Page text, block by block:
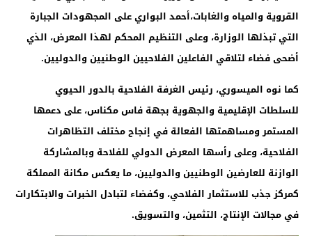
القروية والمياه والغابات،أحمد البواري على المجهودات الجبارة
التي تبذلها الوزارة، وعلى التنظيم المحكم لهذا المعرض، الذي
أضحى فضاء لتلاقي الفاعلين الفلاحيين الوطنيين والدوليين.
كما نوه الميسوري، رئيس الغرفة الفلاحية بالدور الحيوي
للسلطات الإقليمية والجهوية بجهة فاس مكناس، على دعمها
المستمر ومساهمتها الفعالة في إنجاح مختلف التظاهرات
الفلاحية، وعلى رأسها المعرض الدولي للفلاحة وبالمشاركة
الوازنة للعارضين الوطنيين والدوليين، ما يعكس مكانة المملكة
كمركز جذب للاستثمار الفلاحي، وكفضاء لتبادل الخبرات والابتكارات
في مجالات الإنتاج، التثمين، والتسويق.